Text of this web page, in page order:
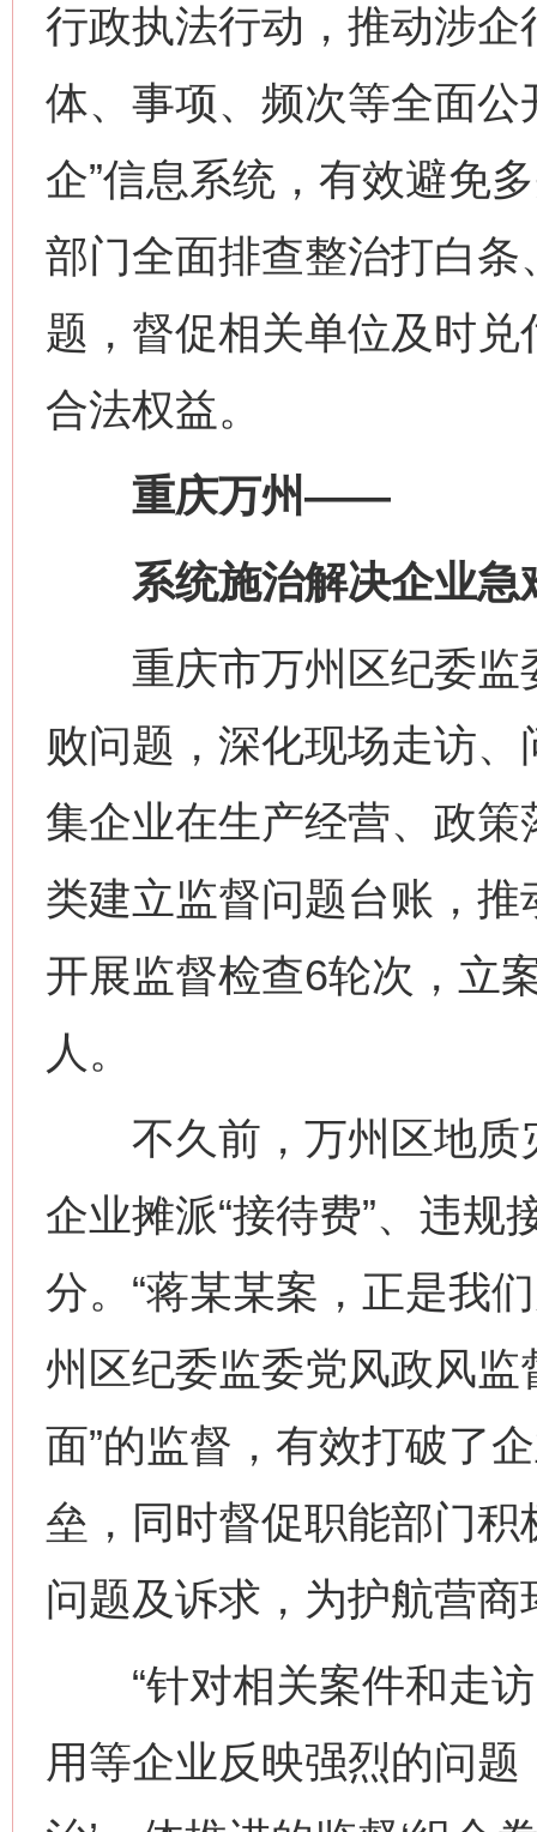
行政执法行动，推动涉
体、事项、频次等全面公
企”信息系统，有效避免
部门全面排查整治打白
题，督促相关单位及时
合法权益。
重庆万州——
系统施治解决企业急
重庆市万州区纪委监
败问题，深化现场走访
集企业在生产经营、政
类建立监督问题台账，
开展监督检查6轮次，立
人。
不久前，万州区地质
企业摊派“接待费”、违规
分。“蒋某某案，正是我
州区纪委监委党风政风监
面”的监督，有效打破了
垒，同时督促职能部门
问题及诉求，为护航营
“针对相关案件和走访
用等企业反映强烈的问题